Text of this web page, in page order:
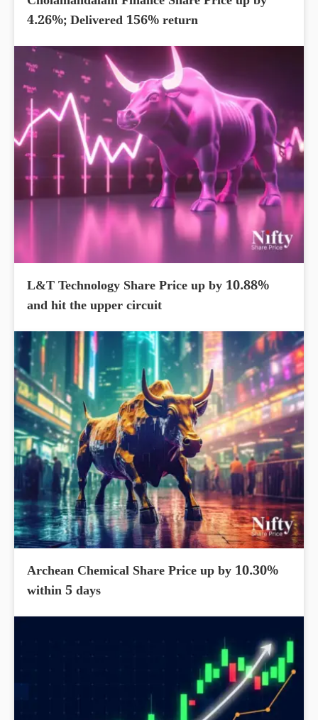
4.26%; Delivered 156% return
L&T Technology Share Price up by 10.88%
and hit the upper circuit
Archean Chemical Share Price up by 10.30%
within 5 days